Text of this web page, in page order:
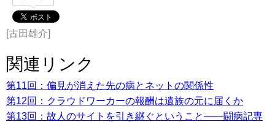
[古田雄介]
関連リンク
第11回：偏見が消えた先の病とネットの関係性
第12回：クラウドワーカーの報酬は遺族の元に届くか
第13回：故人のサイトを引き継ぐということ――闘病記専